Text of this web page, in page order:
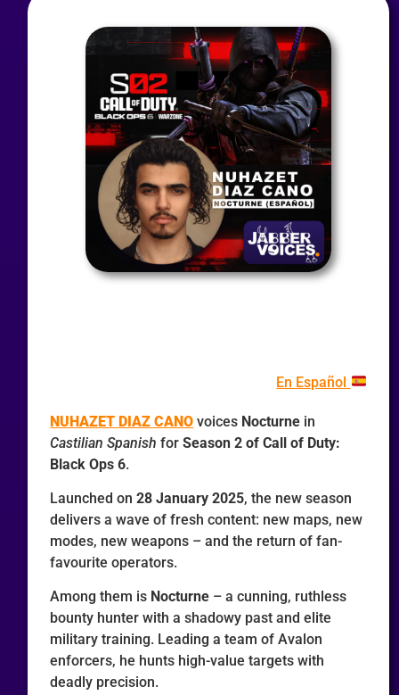
En Español
NUHAZET DIAZ CANO voices Nocturne in
Castilian Spanish forSeason 2 of Call of Duty:
Black Ops 6.
Launched on28 January 2025, the new season
delivers a wave of fresh content: new maps, new
modes, new weapons – and the return of fan-
favourite operators.
Among them is Nocturne – a cunning, ruthless
bounty hunter with a shadowy past and elite
military training. Leading a team of Avalon
enforcers, he hunts high-value targets with
deadly precision.